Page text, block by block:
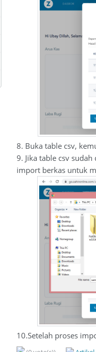
8. Buka table csv,
9. Jika table csv
import berkas untuk
10.Setelah proses